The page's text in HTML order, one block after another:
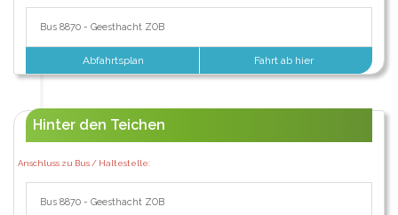
Bus 8870 - Geesthacht ZOB
Abfahrtsplan Fahrt ab hier
Hinter den Teichen
Anschluss zu Bus / Haltestelle:
Bus 8870 - Geesthacht ZOB